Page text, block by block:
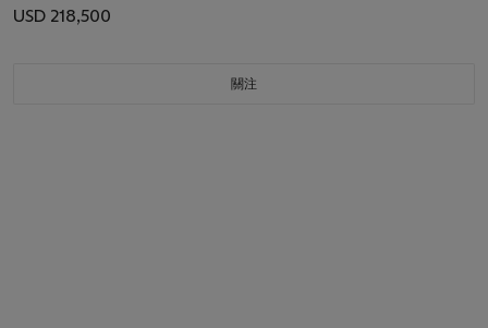
USD 218,500
關注